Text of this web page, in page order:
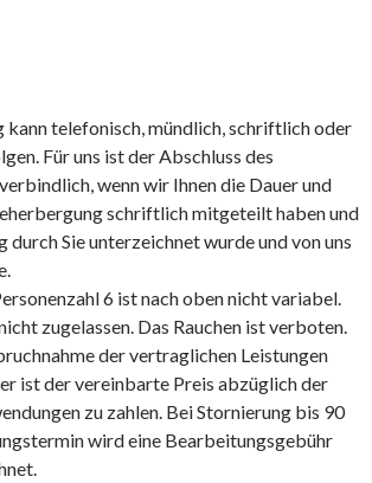
kann telefonisch, mündlich, schriftlich oder
Für uns ist der Abschluss des
wenn wir Ihnen die Dauer und
schriftlich mitgeteilt haben und
Sie unterzeichnet wurde und von uns
6 ist nach oben nicht variabel.
zugelassen. Das Rauchen ist verboten.
der vertraglichen Leistungen
ist der vereinbarte Preis abzüglich der
zu zahlen. Bei Stornierung bis 90
wird eine Bearbeitungsgebühr